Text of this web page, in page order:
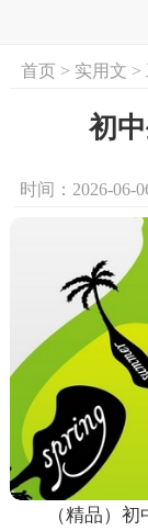
首页
首页> 实用文 >
初
时间：2026-06-
（精品）